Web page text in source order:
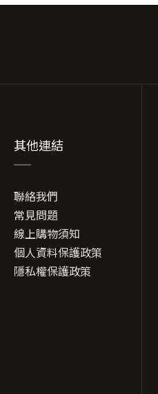
其他連結
聯絡我們
常見問題
線上購物須知
個人資料保護政策
隱私權保護政策